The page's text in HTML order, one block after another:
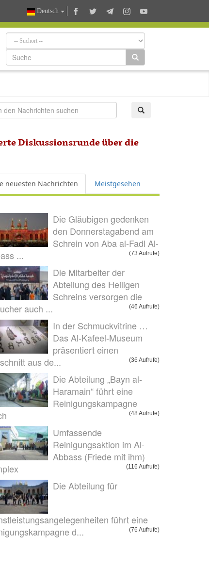
Deutsch
Diskussionsrunde über die
neuesten Nachrichten Meistgesehen
Die Gläubigen gedenken
den Donnerstagabend am
Schrein von Aba al-Fadl Al-
...
(73 Aufrufe)
Die Mitarbeiter der
Abteilung des Heiligen
Schreins versorgen die
auch ...
(46 Aufrufe)
In der Schmuckvitrine …
Das Al-Kafeel-Museum
präsentiert einen
aus de...
(36 Aufrufe)
Die Abteilung „Bayn al-
Haramain“ führt eine
Reinigungskampagne
(48 Aufrufe)
Umfassende
Reinigungsaktion im Al-
Abbass (Friede mit ihm)
(116 Aufrufe)
Die Abteilung für
führt eine
d...
(76 Aufrufe)